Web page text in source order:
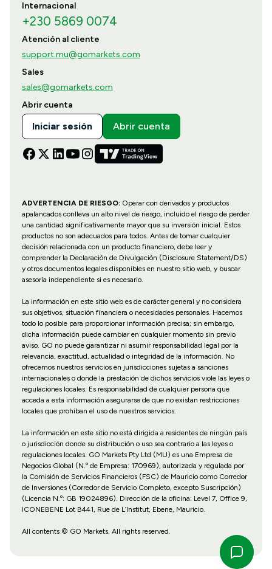
Internacional
+230 5869 0074
Atención al cliente
support.mu@gomarkets.com
Sales
sales@gomarkets.com
Abrir cuenta
Iniciar sesión Abrir cuenta
ADVERTENCIA DE RIESGO:Operar con derivados y productos
apalancados conlleva un alto nivel de riesgo, incluido el riesgo de perder
una cantidad significativamente mayor que su inversión inicial. Estos
productos no son adecuados para todos. Antes de tomar cualquier
decisión relacionada con un producto financiero, debe leer y
comprender la Declaración de Divulgación (Disclosure Statement/DS)
y otros documentos legales disponibles en nuestro sitio web, y buscar
asesoría independiente si es necesario.
La información en este sitio web es de carácter general y no considera
sus objetivos, situación financiera o necesidades personales. Hacemos
todo lo posible para proporcionar información precisa; sin embargo,
dicha información puede cambiar en cualquier momento sin previo
aviso. GO no puede garantizar ni asumir responsabilidad legal por la
relevancia, exactitud, actualidad o integridad de la información. No
ofrecemos nuestros servicios en jurisdicciones sujetas a sanciones
internacionales o donde la prestación de dichos servicios viole las leyes o
regulaciones locales. Es responsabilidad de cualquier persona que
acceda a esta información asegurarse de que no existan restricciones
locales que prohíban el uso de nuestros servicios.
La información en este sitio no está dirigida a residentes de ningún país
o jurisdicción donde su distribución o uso sea contrario a las leyes o
regulaciones locales. GO Markets Pty Ltd (MU) es una Empresa de
Negocios Global (N.º de Empresa: 170969), autorizada y regulada por
la Comisión de Servicios Financieros (FSC) de Mauricio como Corredor
de Inversiones (Corredor de Servicio Completo, excepto Suscripción)
(Licencia N.º: GB 19024896). Dirección de la oficina: Level 7, Office 9,
ICONEBENE Lot B441, Rue de L’Institut, Ebene, Mauricio.
All contents © GO Markets. All rights reserved.